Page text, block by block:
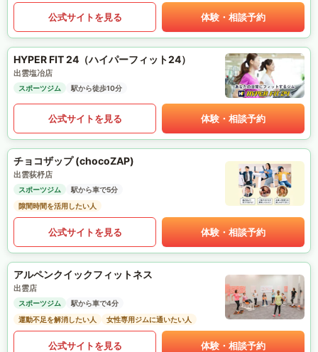
公式サイトを見る 体験・相談予約
HYPER FIT 24（ハイパーフィット24）
出雲塩冶店
スポーツジム 駅から徒歩10分
公式サイトを見る 体験・相談予約
チョコザップ (chocoZAP)
出雲荻杼店
スポーツジム
駅から車で5分
隙間時間を活用したい人
公式サイトを見る 体験・相談予約
アルペンクイックフィットネス
出雲店
スポーツジム
駅から車で4分
運動不足を解消したい人
女性専用ジムに通いたい人
公式サイトを見る 体験・相談予約